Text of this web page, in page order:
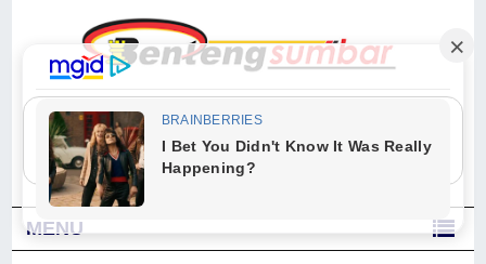
"Sesungguhnya Allah dan para malaikat-Nya berselawat untuk Nabi.
Wahai orang-orang yang beriman, berselawatlah kamu untuk Nabi dan
ucapkanlah salam dengan penuh penghormatan kepadanya." (Qs. Al
Ahzab Ayat 56)
MENU